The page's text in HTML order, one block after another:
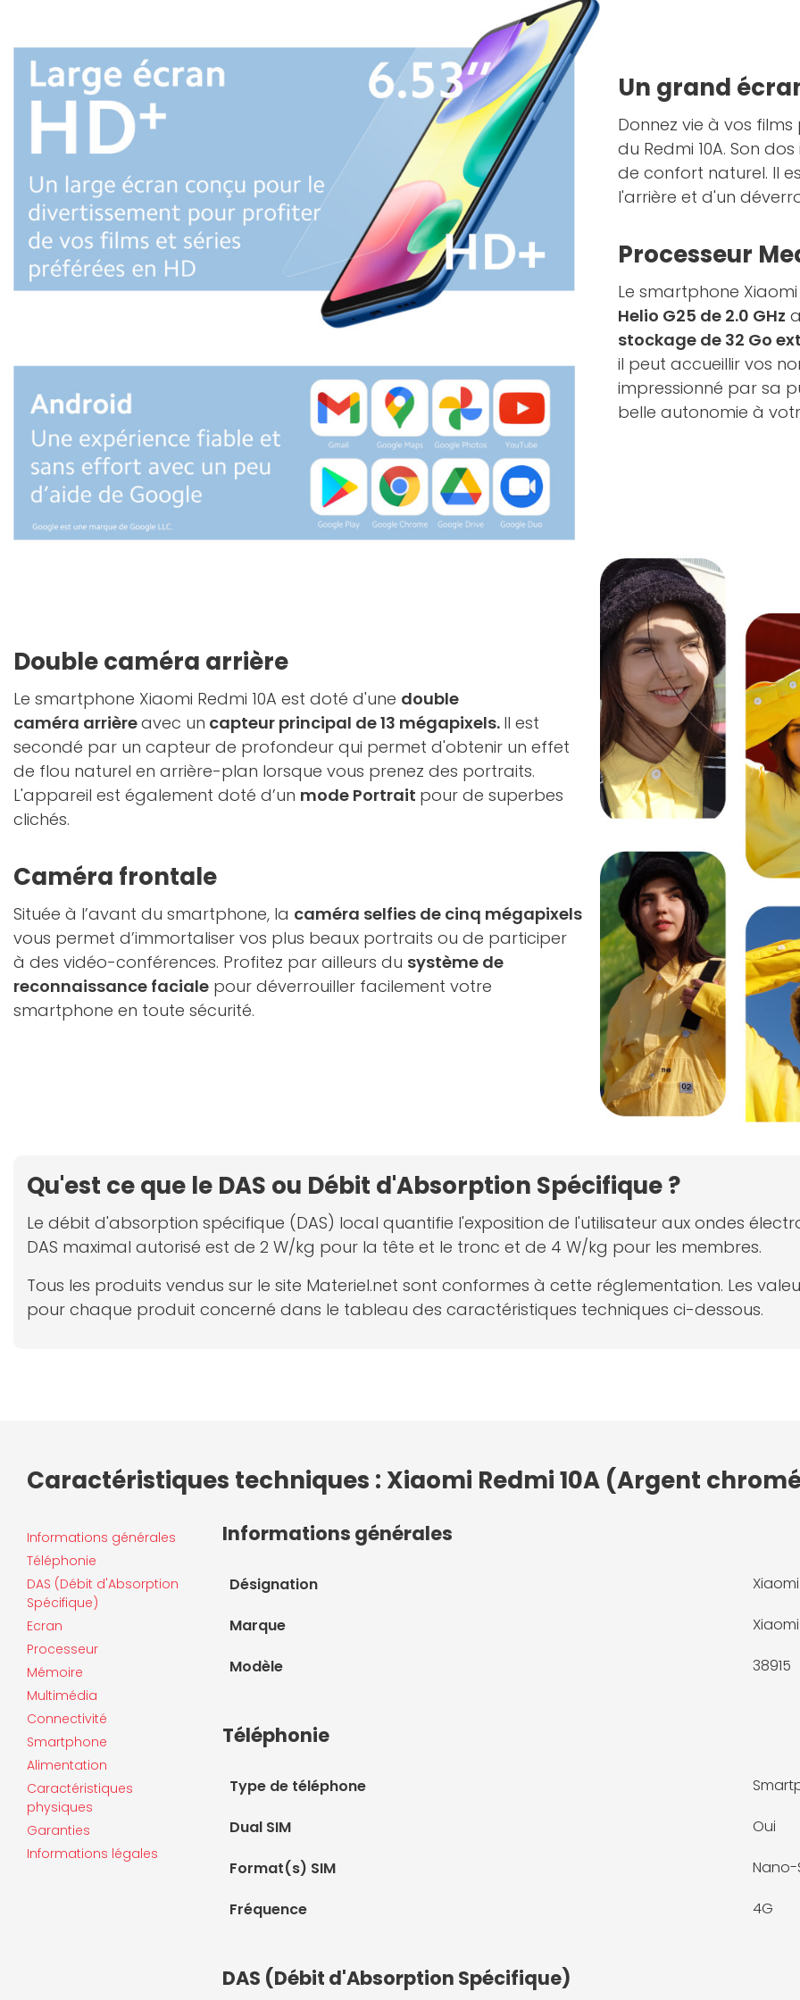
Un grand
Donnez vie à vos
du Redmi 10A. Son
de confort naturel. Il
l'arrière et d'un
Processeur
Le smartphone
Helio G25 de 2.0 GHz
stockage de 32 Go
il peut accueillir vos
impressionné par sa
belle autonomie à
Double caméra arrière
Le smartphone Xiaomi Redmi 10A est doté d'une double
caméra arrièreavec un capteur principal de 13 mégapixels. Il est
secondé par un capteur de profondeur qui permet d'obtenir un effet
de flou naturel en arrière-plan lorsque vous prenez des portraits.
L'appareil est également doté d’un mode Portrait pour de superbes
clichés.
Caméra frontale
Située à l’avant du smartphone, la caméra selfies de cinq mégapixels
vous permet d’immortaliser vos plus beaux portraits ou de participer
à des vidéo-conférences. Profitez par ailleurs du système de
reconnaissance faciale pour déverrouiller facilement votre
smartphone en toute sécurité.
Qu'est ce que le DAS ou Débit d'Absorption Spécifique ?
Le débit d'absorption spécifique (DAS) local quantifie l'exposition de l'utilisateur aux ondes
DAS maximal autorisé est de 2 W/kg pour la tête et le tronc et de 4 W/kg pour les membres.
Tous les produits vendus sur le site Materiel.net sont conformes à cette réglementation. Les
pour chaque produit concerné dans le tableau des caractéristiques techniques ci-dessous.
Caractéristiques techniques : Xiaomi Redmi 10A (Argent
Informations générales
Téléphonie
DAS (Débit d'Absorption
Spécifique)
Ecran
Processeur
Mémoire
Multimédia
Connectivité
Smartphone
Alimentation
Caractéristiques
physiques
Garanties
Informations légales
Informations générales
Désignation
Marque Xiaomi
Modèle 38915
Téléphonie
Type de téléphone
Dual SIM Oui
Format(s) SIM Nano-
Fréquence 4G
DAS (Débit d'Absorption Spécifique)